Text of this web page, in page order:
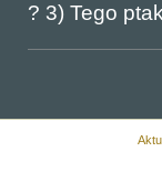
? 3) Tego